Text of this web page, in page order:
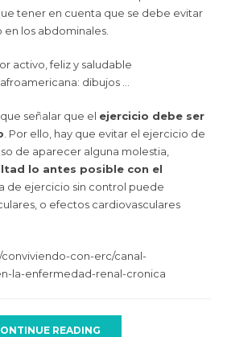
tener en cuenta que se debe evitar
los abdominales.
señalar que el ejercicio debe ser
. Por ello, hay que evitar el ejercicio de
de aparecer alguna molestia,
lo antes posible con el
de ejercicio sin control puede
o efectos cardiovasculares
conviviendo-con-erc/canal-
la-enfermedad-renal-cronica
READING